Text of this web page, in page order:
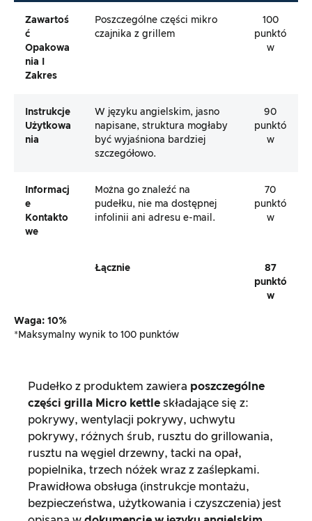
Zawartoś
Ć
Opakowa
Nia I
Zakres
Poszczególne części mikro
czajnika z grillem
100
punktó
w
Instrukcje
Użytkowa
Nia
W języku angielskim, jasno
napisane, struktura mogłaby
być wyjaśniona bardziej
szczegółowo.
90
punktó
w
Informacj
E
Kontakto
We
Można go znaleźć na
pudełku, nie ma dostępnej
infolinii ani adresu e-mail.
70
punktó
w
Łącznie
87
punktó
w
Waga: 10%
*Maksymalny wynik to 100 punktów
Pudełko z produktem zawiera poszczególne
części grilla Micro kettle składające się z:
pokrywy, wentylacji pokrywy, uchwytu
pokrywy, różnych śrub, rusztu do grillowania,
rusztu na węgiel drzewny, tacki na opał,
popielnika, trzech nóżek wraz z zaślepkami.
Prawidłowa obsługa (instrukcje montażu,
bezpieczeństwa, użytkowania i czyszczenia) jest